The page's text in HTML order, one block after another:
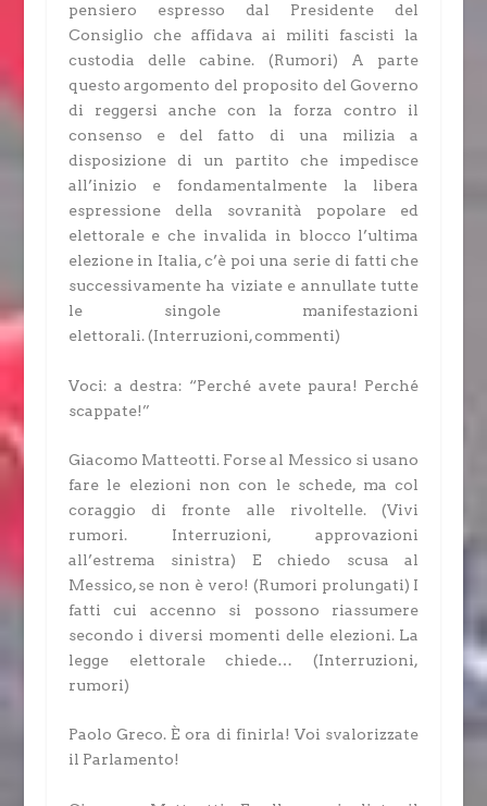
pensiero espresso dal Presidente del
Consiglio che affidava ai militi fascisti la
custodia delle cabine. (Rumori) A parte
questo argomento del proposito del Governo
di reggersi anche con la forza contro il
consenso e del fatto di una milizia a
disposizione di un partito che impedisce
all’inizio e fondamentalmente la libera
espressione della sovranità popolare ed
elettorale e che invalida in blocco l’ultima
elezione in Italia, c’è poi una serie di fatti che
successivamente ha viziate e annullate tutte
le singole manifestazioni
elettorali.(Interruzioni, commenti)
Voci: a destra: “Perché avete paura! Perché
scappate!”
Giacomo Matteotti.Forse al Messico si usano
fare le elezioni non con le schede, ma col
coraggio di fronte alle rivoltelle.(Vivi
rumori. Interruzioni, approvazioni
all’estrema sinistra) E chiedo scusa al
Messico, se non è vero! (Rumori prolungati) I
fatti cui accenno si possono riassumere
secondo i diversi momenti delle elezioni. La
legge elettorale chiede…(Interruzioni,
rumori)
Paolo Greco.È ora di finirla! Voi svalorizzate
il Parlamento!